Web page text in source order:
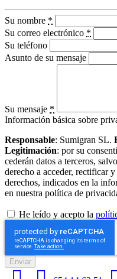
Su nombre *
Su correo electrónico *
Su teléfono
Asunto de su mensaje
Su mensaje *
Información básica sobre
Responsable: Sumigran SL.
Legitimación: por su
cederán datos a terceros,
derecho a acceder, rectificar
derechos, indicados en la
en nuestra política de
He leído y acepto la
Enviar